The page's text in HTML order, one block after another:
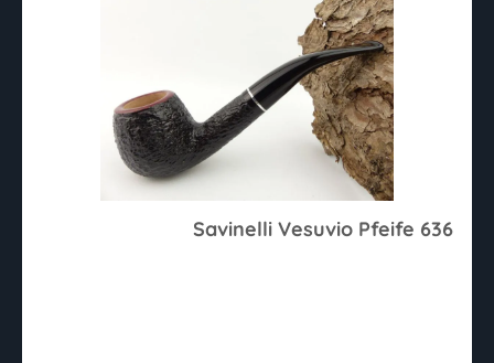
Savinelli Vesuvio Pfeife 636